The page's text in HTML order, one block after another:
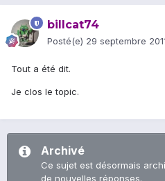
billcat74
Posté(e) 29 septembre
Tout a été dit.
Je clos le topic.
Archivé
Ce sujet est désormais
de nouvelles réponses.